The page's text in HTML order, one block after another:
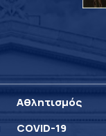
Αθλητισμός
COVID-19